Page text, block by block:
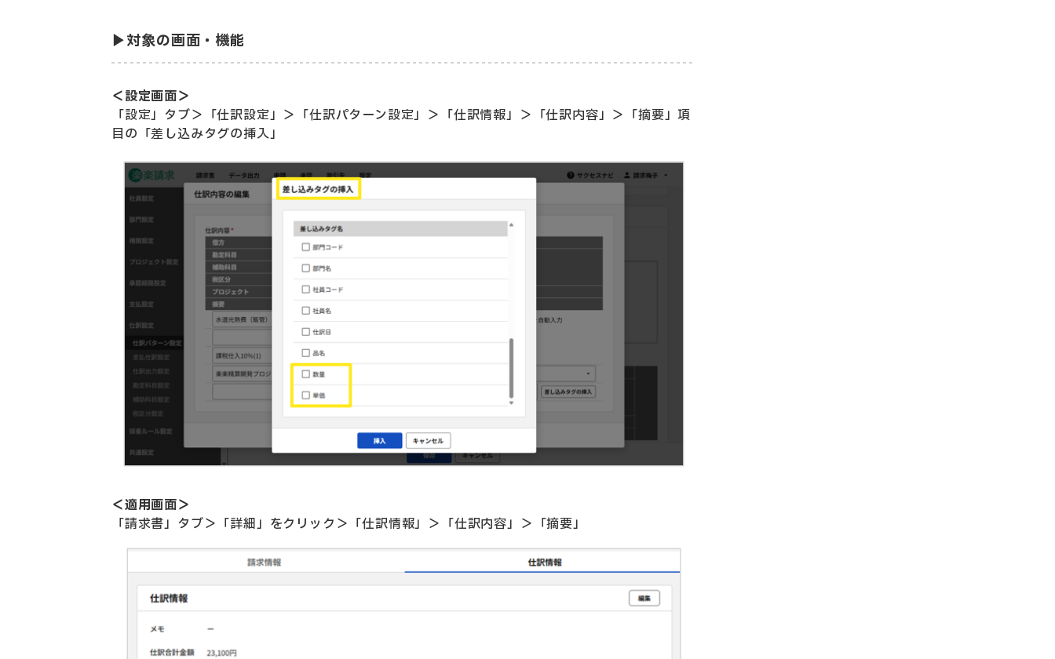
▶対象の画面・機能
＜設定画面＞
「設定」タブ＞「仕訳設定」＞「仕訳パターン設定」＞「仕訳情報」＞「仕訳内容」＞「摘要」項
目の「差し込みタグの挿入」
＜適用画面＞
「請求書」タブ＞「詳細」をクリック＞「仕訳情報」＞「仕訳内容」＞「摘要」